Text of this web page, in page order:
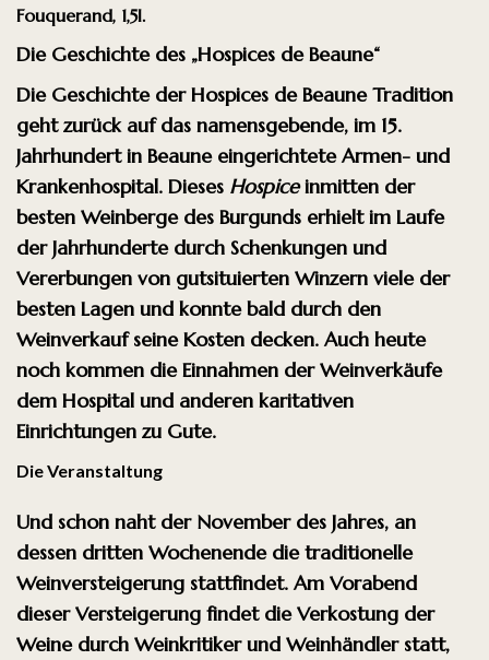
Fouquerand, 1,5l.
Die Geschichte des „Hospices de Beaune“
Die Geschichte derHospices de Beaune Tradition
geht zurück auf das namensgebende, im 15.
Jahrhundert in Beaune eingerichtete Armen- und
Krankenhospital. Dieses Hospiceinmitten der
besten Weinberge des Burgunds erhielt im Laufe
der Jahrhunderte durch Schenkungen und
Vererbungen von gutsituierten Winzern viele der
besten Lagen und konnte bald durch den
Weinverkauf seine Kosten decken. Auch heute
noch kommen die Einnahmen der Weinverkäufe
dem Hospital und anderen karitativen
Einrichtungen zu Gute.
Die Veranstaltung
Und schon naht der November des Jahres, an
dessen dritten Wochenende die traditionelle
Weinversteigerung stattfindet. Am Vorabend
dieser Versteigerung findet die Verkostung der
Weine durch Weinkritiker und Weinhändler statt,